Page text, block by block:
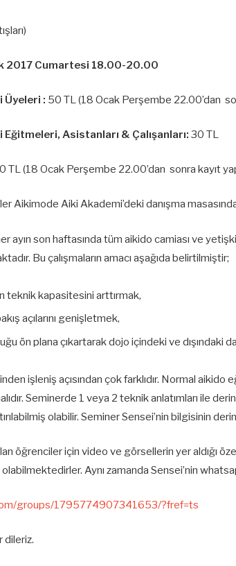
2017 Cumartesi 18.00-20.00
Üyeleri : 50 TL (18 Ocak Perşembe 22.00’dan
Asistanları & Çalışanları: 30 TL
TL (18 Ocak Perşembe 22.00’dan sonra kayıt
Aikimode Aiki Akademi’deki danışma
ayın son haftasında tüm aikido camiası ve
Bu çalışmaların amacı aşağıda belirtilmiştir;
teknik kapasitesini arttırmak,
açılarını genişletmek,
ön plana çıkartarak dojo içindeki ve dışındaki
işleniş açısından çok farklıdır. Normal
Seminerde 1 veya 2 teknik anlatımları ile
olabilir. Seminer Sensei’nin bilgisinin
öğrenciler için video ve görsellerin yer aldığı
Aynı zamanda Sensei’nin
groups/1795774907341653/?fref=ts
dileriz.